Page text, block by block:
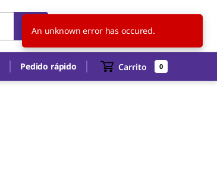
ES
Pedido rápido Carrito 0
An unknown error has occured.